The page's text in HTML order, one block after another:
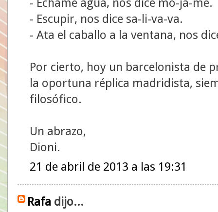
- Échame agua, nos dice mo-ja-me.
- Escupir, nos dice sa-li-va-va.
- Ata el caballo a la ventana, nos
Por cierto, hoy un barcelonista de
la oportuna réplica madridista,
filosófico.
Un abrazo,
Dioni.
21 de abril de 2013 a las 19:31
Rafa dijo...